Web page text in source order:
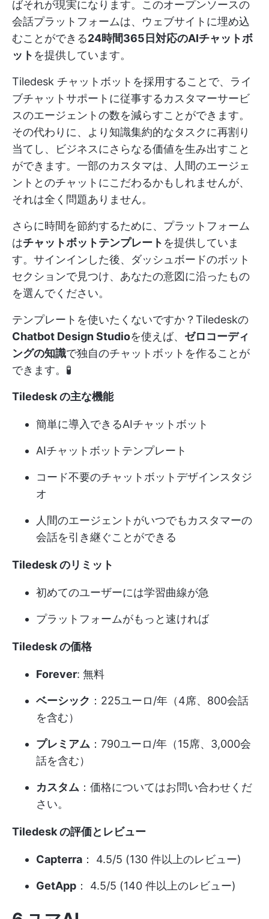
ばそれが現実になります。このオープンソースの
会話プラットフォームは、ウェブサイトに埋め込
むことができる24時間365日対応のAIチャットボ
ット を提供しています。
Tiledesk チャットボットを採用することで、ライ
ブチャットサポートに従事するカスタマーサービ
スのエージェントの数を減らすことができます。
その代わりに、より知識集約的なタスクに再割り
当てし、ビジネスにさらなる価値を生み出すこと
ができます。一部のカスタマは、人間のエージェ
ントとのチャットにこだわるかもしれませんが、
それは全く問題ありません。
さらに時間を節約するために、プラットフォーム
はチャットボットテンプレート を提供していま
す。サインインした後、ダッシュボードのボット
セクションで見つけ、あなたの意図に沿ったもの
を選んでください。
テンプレートを使いたくないですか？Tiledeskの
Chatbot Design Studioを使えば、 ゼロコーディ
ングの知識で独自のチャットボットを作ることが
できます。🧪
Tiledesk の主な機能
簡単に導入できるAIチャットボット
AIチャットボットテンプレート
コード不要のチャットボットデザインスタジ
オ
人間のエージェントがいつでもカスタマーの
会話を引き継ぐことができる
Tiledesk のリミット
初めてのユーザーには学習曲線が急
プラットフォームがもっと速ければ
Tiledesk の価格
Forever: 無料
ベーシック ：225ユーロ/年（4席、800会話
を含む）
プレミアム ：790ユーロ/年（15席、3,000会
話を含む）
カスタム ：価格についてはお問い合わせくだ
さい。
Tiledesk の評価とレビュー
Capterra ： 4.5/5 (130 件以上のレビュー)
GetApp ： 4.5/5 (140 件以上のレビュー)